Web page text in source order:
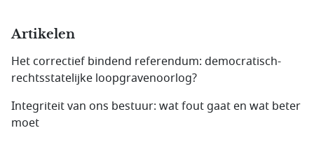
Artikelen
Het correctief bindend referendum: democratisch-
rechtsstatelijke loopgravenoorlog?
Integriteit van ons bestuur: wat fout gaat en wat beter
moet